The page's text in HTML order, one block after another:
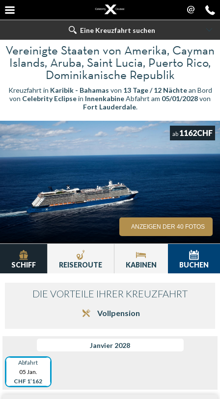
@
Eine Kreuzfahrt suchen
Vereinigte Staaten von Amerika, Cayman
Islands, Aruba, Saint Lucia, Puerto Rico,
Dominikanische Republik
Kreuzfahrt in Karibik - Bahamas von 13 Tage / 12 Nächtean Bord
von Celebrity Eclipsein InnenkabineAbfahrt am 05/01/2028von
Fort Lauderdale.
ab 1162CHF
ANZEIGEN DER 40 FOTOS
SCHIFF REISEROUTE KABINEN BUCHEN
DIE VORTEILE IHRER KREUZFAHRT
Vollpension
Janvier 2028
Abfahrt
05 Jan.
CHF 1’162